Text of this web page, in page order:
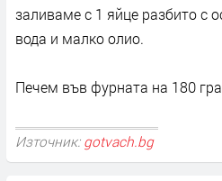
заливаме с 1 яйце разбито с
вода и малко олио.
Печем във фурната на 180
Източник: gotvach.bg